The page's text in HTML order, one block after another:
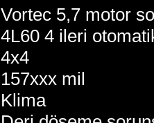
Vortec 5,7 motor
4L60 4 ileri
4x4
157xxx mil
Klima